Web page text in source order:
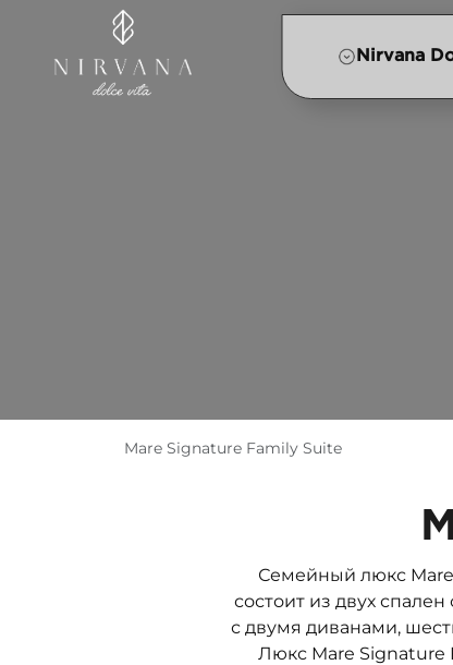
Nirvana
Mare Signature Family Suite
Семейный люкс
состоит из двух
с двумя диванами,
Люкс Mare Signature